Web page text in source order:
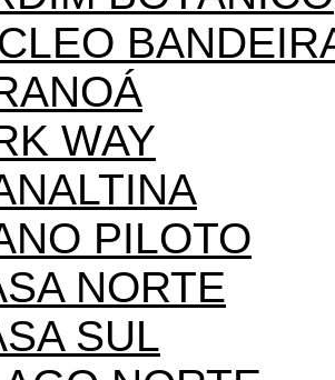
WAY
PILOTO
NORTE
SUL